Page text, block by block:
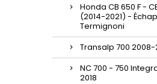
Honda CB 650 F -
(2014-2021) -
Termignoni
Transalp 700 2008-
NC 700 - 750
2018